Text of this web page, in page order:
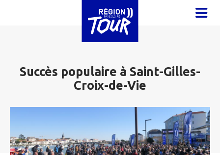
Succès populaire à Saint-Gilles-
Croix-de-Vie